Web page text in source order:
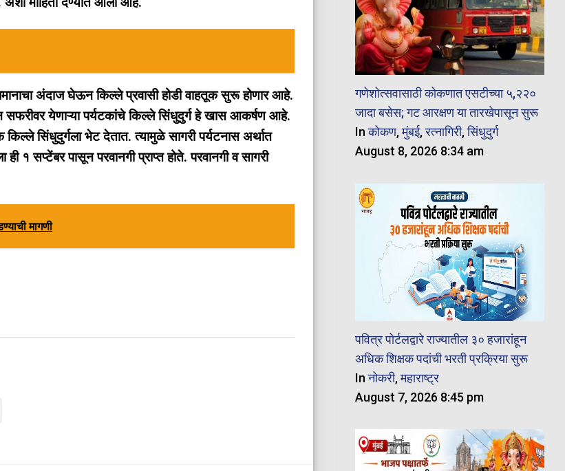
अंदाज घेऊन किल्ले प्रवासी होडी वाहतूक सुरू होणार आहे.
सफरीवर येणाऱ्या पर्यटकांचे किल्ले सिंधुदुर्ग हे खास आकर्षण आहे.
सिंधुदुर्गला भेट देतात. त्यामुळे सागरी पर्यटनास अर्थात
१ सप्टेंबर पासून परवानगी प्राप्त होते. परवानगी व सागरी
मागणी
गणेशोत्सवासाठी कोकणात एसटीच्या ५,२२०
जादा बसेस; गट आरक्षण या तारखेपासून सुरू
Inकोकण,मुंबई,रत्नागिरी,सिंधुदुर्ग
August 8, 2026 8:34 am
पवित्र पोर्टलद्वारे राज्यातील ३० हजारांहून
अधिक शिक्षक पदांची भरती प्रक्रिया सुरू
Inनोकरी,महाराष्ट्र
August 7, 2026 8:45 pm